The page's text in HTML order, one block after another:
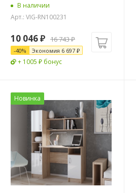
В наличии
Арт.: VIG-RN100231
10 046₽ 16 743₽
-40% Экономия 6 697 ₽
+ 1005 ₽ бонус
Новинка